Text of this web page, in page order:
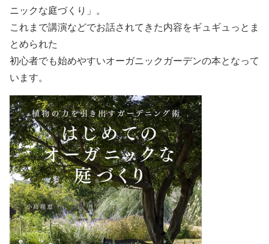
ニックな庭づくり」。
これまで講演などでお話されてきた内容をギュギュっとま
とめられた
初心者でも始めやすいオーガニックガーデンの本となって
います。